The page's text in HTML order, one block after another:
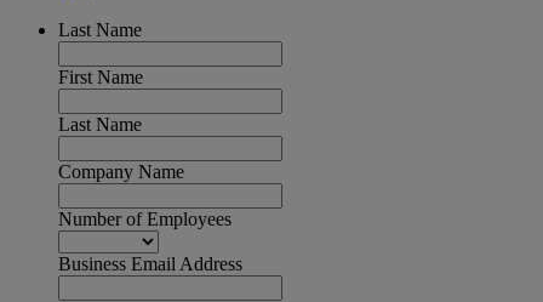
Last Name
First Name
Last Name
Company Name
Number of Employees
Business Email Address